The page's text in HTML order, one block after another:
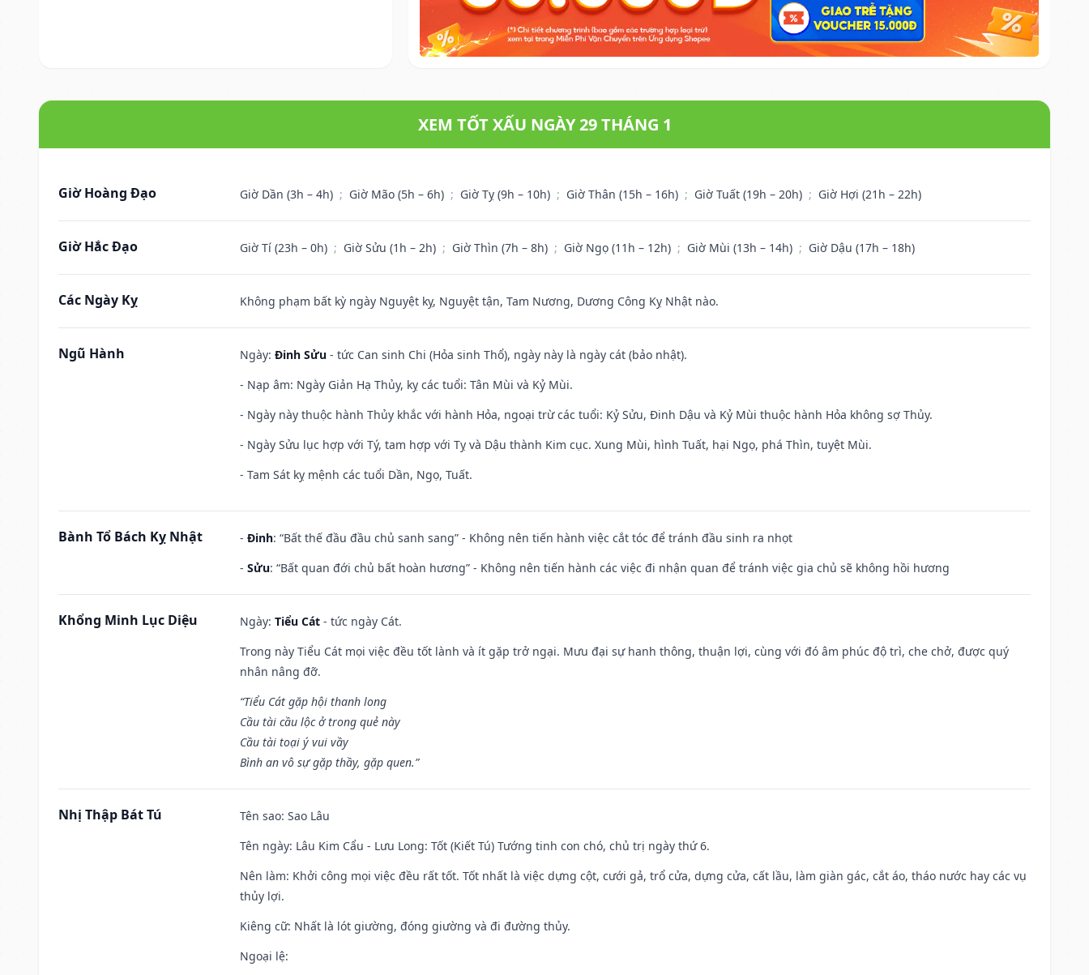
XEM TỐT XẤU NGÀY 29 THÁNG 1
Giờ Hoàng Đạo Giờ Dần (3h – 4h) ; Giờ Mão (5h – 6h) ; Giờ Tỵ (9h – 10h) ; Giờ Thân (15h – 16h) ; Giờ Tuất (19h – 20h) ; Giờ Hợi (21h – 22h)
Giờ Hắc Đạo Giờ Tí (23h – 0h) ; Giờ Sửu (1h – 2h) ; Giờ Thìn (7h – 8h) ; Giờ Ngọ (11h – 12h) ; Giờ Mùi (13h – 14h) ; Giờ Dậu (17h – 18h)
Các Ngày Kỵ Không phạm bất kỳ ngày Nguyệt kỵ, Nguyệt tận, Tam Nương, Dương Công Kỵ Nhật nào.
Ngũ Hành Ngày: Đinh Sửu - tức Can sinh Chi (Hỏa sinh Thổ), ngày này là ngày cát (bảo nhật).
- Nạp âm: Ngày Giản Hạ Thủy, kỵ các tuổi: Tân Mùi và Kỷ Mùi.
- Ngày này thuộc hành Thủy khắc với hành Hỏa, ngoại trừ các tuổi: Kỷ Sửu, Đinh Dậu và Kỷ Mùi thuộc hành Hỏa không sợ Thủy.
- Ngày Sửu lục hợp với Tý, tam hợp với Tỵ và Dậu thành Kim cục. Xung Mùi, hình Tuất, hại Ngọ, phá Thìn, tuyệt Mùi.
- Tam Sát kỵ mệnh các tuổi Dần, Ngọ, Tuất.
Bành Tổ Bách Kỵ Nhật - Đinh: “Bất thế đầu đầu chủ sanh sang” - Không nên tiến hành việc cắt tóc để tránh đầu sinh ra nhọt
- Sửu: “Bất quan đới chủ bất hoàn hương” - Không nên tiến hành các việc đi nhận quan để tránh việc gia chủ sẽ không hồi hương
Khổng Minh Lục Diệu Ngày: Tiểu Cát - tức ngày Cát.
Trong này Tiểu Cát mọi việc đều tốt lành và ít gặp trở ngại. Mưu đại sự hanh thông, thuận lợi, cùng với đó âm phúc độ trì, che chở, được quý
nhân nâng đỡ.
“Tiểu Cát gặp hội thanh long
Cầu tài cầu lộc ở trong quẻ này
Cầu tài toại ý vui vầy
Bình an vô sự gặp thầy, gặp quen.”
Nhị Thập Bát Tú Tên sao: Sao Lâu
Tên ngày: Lâu Kim Cẩu - Lưu Long: Tốt (Kiết Tú) Tướng tinh con chó, chủ trị ngày thứ 6.
Nên làm: Khởi công mọi việc đều rất tốt. Tốt nhất là việc dựng cột, cưới gả, trổ cửa, dựng cửa, cất lầu, làm giàn gác, cắt áo, tháo nước hay các vụ
thủy lợi.
Kiêng cữ: Nhất là lót giường, đóng giường và đi đường thủy.
Ngoại lệ: